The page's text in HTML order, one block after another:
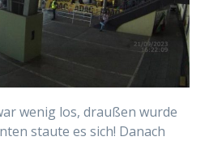
wenig los, draußen wurde
staute es sich! Danach